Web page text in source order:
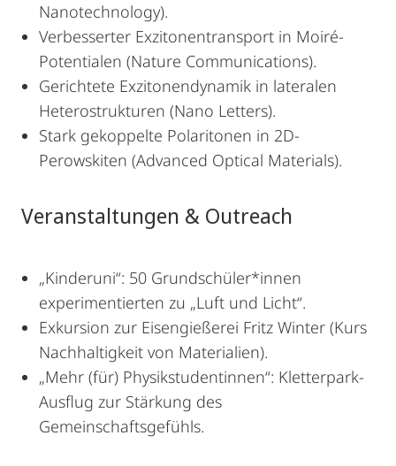
Nanotechnology).
Verbesserter Exzitonentransport in Moiré-
Potentialen (Nature Communications).
Gerichtete Exzitonendynamik in lateralen
Heterostrukturen (Nano Letters).
Stark gekoppelte Polaritonen in 2D-
Perowskiten (Advanced Optical Materials).
Veranstaltungen & Outreach
„Kinderuni“: 50 Grundschüler*innen
experimentierten zu „Luft und Licht“.
Exkursion zur Eisengießerei Fritz Winter (Kurs
Nachhaltigkeit von Materialien).
„Mehr (für) Physikstudentinnen“: Kletterpark-
Ausflug zur Stärkung des
Gemeinschaftsgefühls.